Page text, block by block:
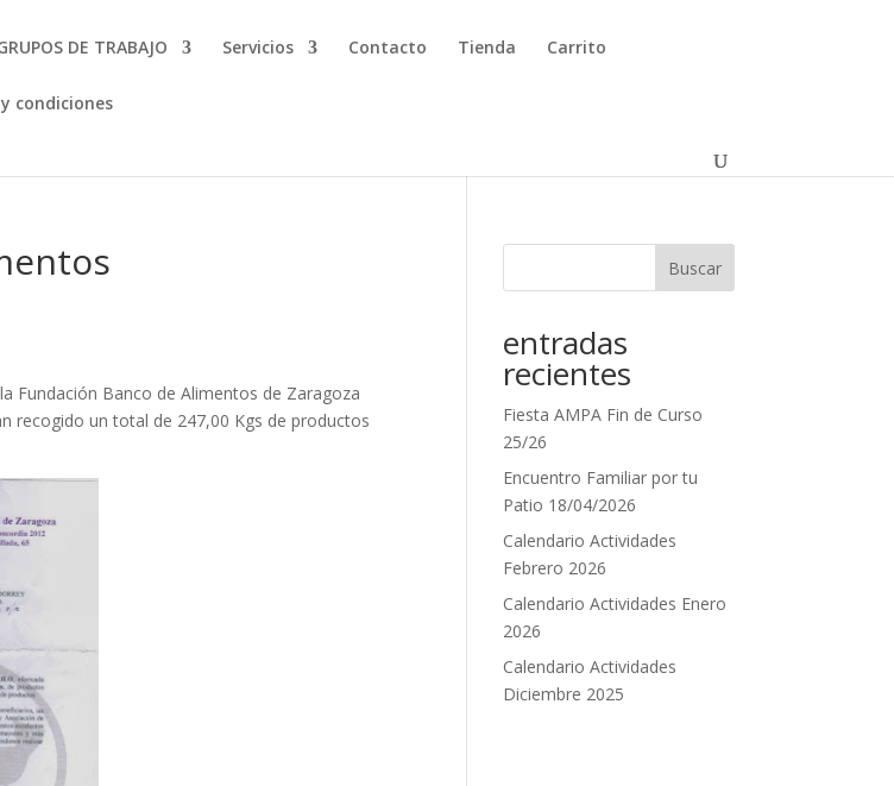
DE TRABAJO Servicios Contacto Tienda Carrito
condiciones
Fundación Banco de Alimentos de Zaragoza
recogido un total de 247,00 Kgs de productos
Buscar
entradas
recientes
Fiesta AMPA Fin de Curso
25/26
Encuentro Familiar por tu
Patio 18/04/2026
Calendario Actividades
Febrero 2026
Calendario Actividades Enero
2026
Calendario Actividades
Diciembre 2025